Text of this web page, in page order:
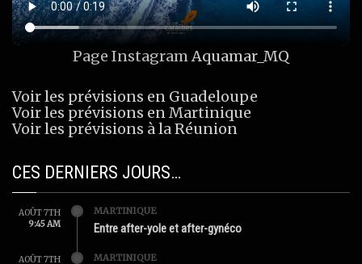
Page InstagramAquamar_MQ
Voir les prévisions en Guadeloupe
Voir les prévisions en Martinique
Voir les prévisions à la Réunion
CES DERNIERS JOURS…
AOÛT 7TH
9:45 AM
MARTINIQUE
Entre after-yole et after-gynéco
AOÛT 7TH
MARTINIQUE